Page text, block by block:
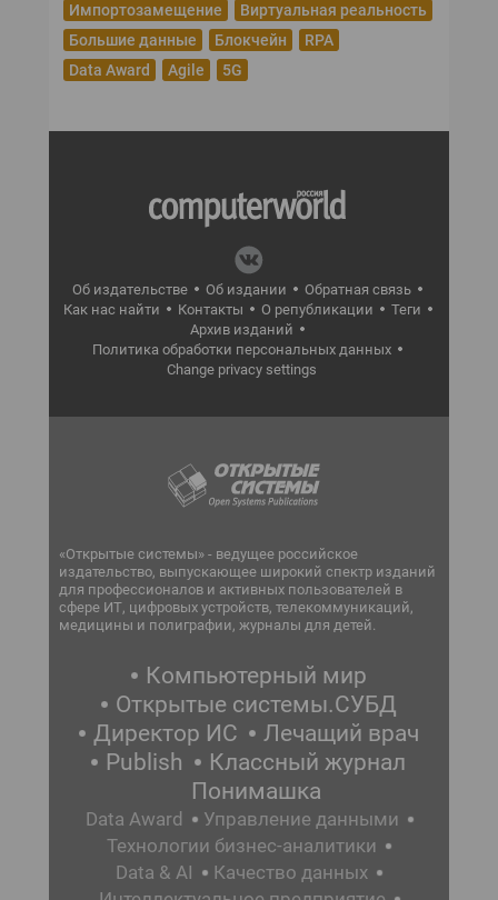
Импортозамещение
Виртуальная реальность
Большие данные
Блокчейн
RPA
Data Award
Agile 5G
Об издательстве Об издании
Обратная связь
Как нас найти
Контакты О републикации
Теги
Архив изданий
Политика обработки персональных данных
Change privacy settings
«Открытые системы» - ведущее российское
издательство, выпускающее широкий спектр изданий
для профессионалов и активных пользователей в
сфере ИТ, цифровых устройств, телекоммуникаций,
медицины и полиграфии, журналы для детей.
Компьютерный мир
Открытые системы.СУБД
Директор ИС
Лечащий врач
Publish
Классный журнал
Понимашка
Data Award
Управление данными
Технологии бизнес-аналитики
Data & AI
Качество данных